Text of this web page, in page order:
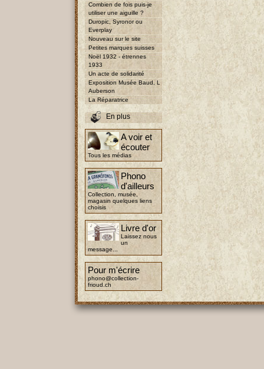
Combien de fois puis-je
utiliser une aiguille ?
Duropic, Syronor ou
Everplay
Nouveau sur le site
Petites marques suisses
Noël 1932 - étrennes
1933
Un acte de solidarité
Exposition Musée Baud, L
Auberson
La Réparatrice
En plus
A voir et
écouter
Tous les médias
Phono
d'ailleurs
Collection, musée,
magasin quelques liens
choisis
Livre d'or
Laissez nous
un
message...
Pour m'écrire
phono@collection-
frioud.ch